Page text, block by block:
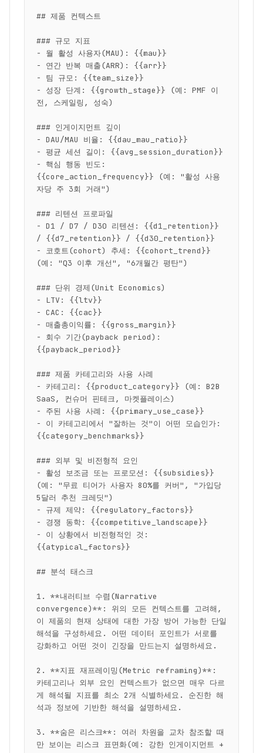
## 제품 컨텍스트
### 규모 지표
- 월 활성 사용자(MAU): {{mau}}
- 연간 반복 매출(ARR): {{arr}}
- 팀 규모: {{team_size}}
- 성장 단계: {{growth_stage}} (예: PMF 이
전, 스케일링, 성숙)
### 인게이지먼트 깊이
- DAU/MAU 비율: {{dau_mau_ratio}}
- 평균 세션 길이: {{avg_session_duration}}
- 핵심 행동 빈도:
{{core_action_frequency}} (예: "활성 사용
자당 주 3회 거래")
### 리텐션 프로파일
- D1 / D7 / D30 리텐션: {{d1_retention}}
/ {{d7_retention}} / {{d30_retention}}
- 코호트(cohort) 추세: {{cohort_trend}}
(예: "Q3 이후 개선", "6개월간 평탄")
### 단위 경제(Unit Economics)
- LTV: {{ltv}}
- CAC: {{cac}}
- 매출총이익률: {{gross_margin}}
- 회수 기간(payback period):
{{payback_period}}
### 제품 카테고리와 사용 사례
- 카테고리: {{product_category}} (예: B2B
SaaS, 컨슈머 핀테크, 마켓플레이스)
- 주된 사용 사례: {{primary_use_case}}
- 이 카테고리에서 "잘하는 것"이 어떤 모습인가:
{{category_benchmarks}}
### 외부 및 비전형적 요인
- 활성 보조금 또는 프로모션: {{subsidies}}
(예: "무료 티어가 사용자 80%를 커버", "가입당
5달러 추천 크레딧")
- 규제 제약: {{regulatory_factors}}
- 경쟁 동학: {{competitive_landscape}}
- 이 상황에서 비전형적인 것:
{{atypical_factors}}
## 분석 태스크
1. **내러티브 수렴(Narrative
convergence)**: 위의 모든 컨텍스트를 고려해,
이 제품의 현재 상태에 대한 가장 방어 가능한 단일
해석을 구성하세요. 어떤 데이터 포인트가 서로를
강화하고 어떤 것이 긴장을 만드는지 설명하세요.
2. **지표 재프레이밍(Metric reframing)**:
카테고리나 외부 요인 컨텍스트가 없으면 매우 다르
게 해석될 지표를 최소 2개 식별하세요. 순진한 해
석과 정보에 기반한 해석을 설명하세요.
3. **숨은 리스크**: 여러 차원을 교차 참조할 때
만 보이는 리스크 표면화(예: 강한 인게이지먼트 +